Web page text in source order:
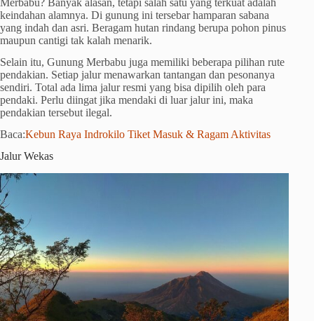
Merbabu? Banyak alasan, tetapi salah satu yang terkuat adalah
keindahan alamnya. Di gunung ini tersebar hamparan sabana
yang indah dan asri. Beragam hutan rindang berupa pohon pinus
maupun cantigi tak kalah menarik.
Selain itu, Gunung Merbabu juga memiliki beberapa pilihan rute
pendakian. Setiap jalur menawarkan tantangan dan pesonanya
sendiri. Total ada lima jalur resmi yang bisa dipilih oleh para
pendaki. Perlu diingat jika mendaki di luar jalur ini, maka
pendakian tersebut ilegal.
Baca:Kebun Raya Indrokilo Tiket Masuk & Ragam Aktivitas
Jalur Wekas